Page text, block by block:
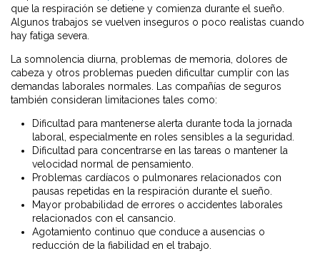
que la respiración se detiene y comienza durante el sueño.
Algunos trabajos se vuelven inseguros o poco realistas cuando
hay fatiga severa.
La somnolencia diurna, problemas de memoria, dolores de
cabeza y otros problemas pueden dificultar cumplir con las
demandas laborales normales. Las compañías de seguros
también consideran limitaciones tales como:
Dificultad para mantenerse alerta durante toda la jornada
laboral, especialmente en roles sensibles a la seguridad.
Dificultad para concentrarse en las tareas o mantener la
velocidad normal de pensamiento.
Problemas cardíacos o pulmonares relacionados con
pausas repetidas en la respiración durante el sueño.
Mayor probabilidad de errores o accidentes laborales
relacionados con el cansancio.
Agotamiento continuo que conduce a ausencias o
reducción de la fiabilidad en el trabajo.